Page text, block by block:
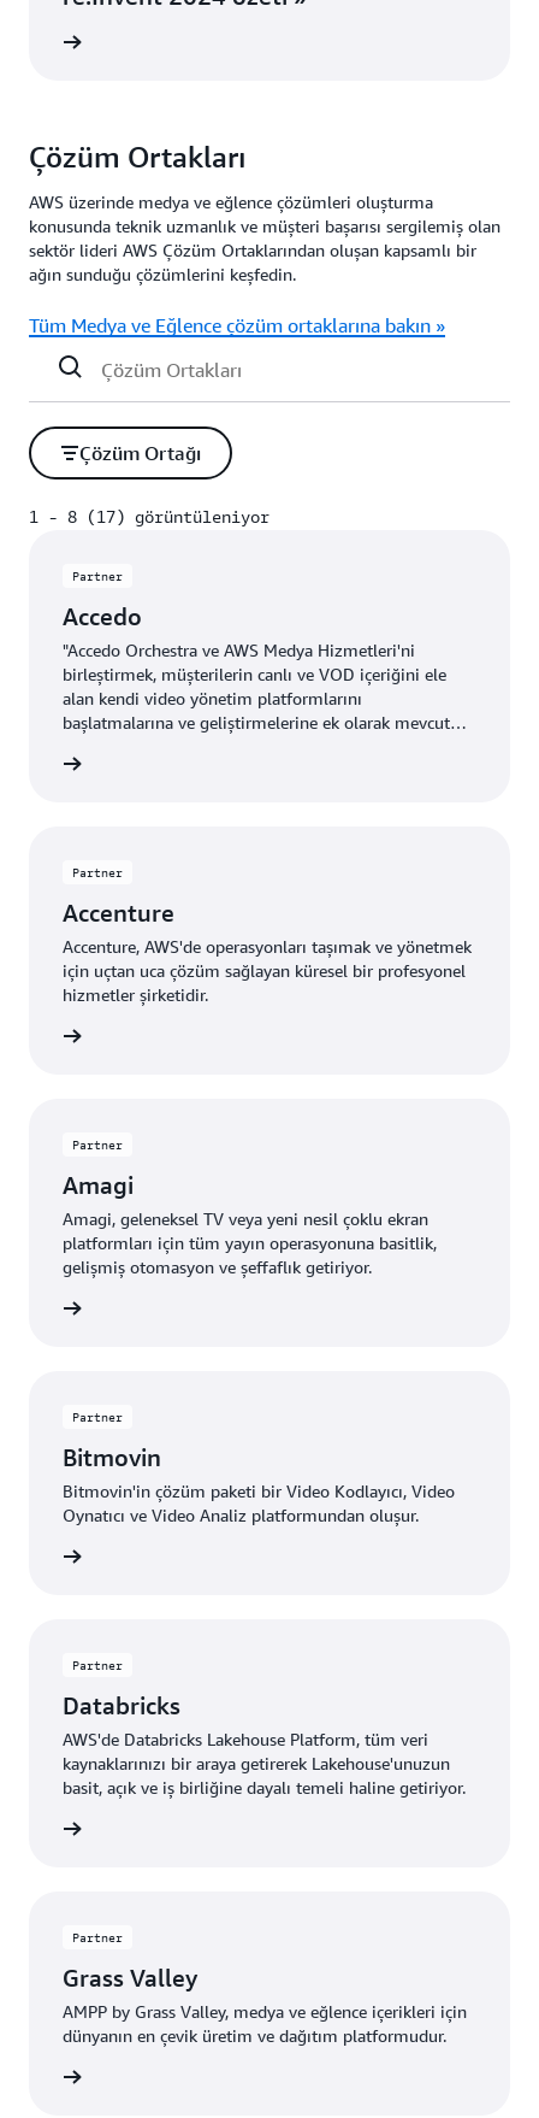
Çözüm Ortakları
AWS üzerinde medya ve eğlence çözümleri oluşturma
konusunda teknik uzmanlık ve müşteri başarısı sergilemiş olan
sektör lideri AWS Çözüm Ortaklarından oluşan kapsamlı bir
ağın sunduğu çözümlerini̇ keşfedin.
Tüm Medya ve Eğlence çözüm ortaklarına bakın »
Çözüm Ortağı
1 - 8 (17) görüntüleniyor
Partner
Accedo
"Accedo Orchestra ve AWS Medya Hizmetleri'ni
birleştirmek, müşterilerin canlı ve VOD içeriğini ele
alan kendi video yönetim platformlarını
başlatmalarına ve geliştirmelerine ek olarak mevcut
Bleuenn Le Goffic, VP Strateji ve İş Geliştirme, Accedo
Partner
Accenture
Accenture, AWS'de operasyonları taşımak ve yönetmek
için uçtan uca çözüm sağlayan küresel bir profesyonel
hizmetler şirketidir.
Partner
Amagi
Amagi, geleneksel TV veya yeni nesil çoklu ekran
platformları için tüm yayın operasyonuna basitlik,
gelişmiş otomasyon ve şeffaflık getiriyor.
Partner
Bitmovin
Bitmovin'in çözüm paketi bir Video Kodlayıcı, Video
Oynatıcı ve Video Analiz platformundan oluşur.
Partner
Databricks
AWS'de Databricks Lakehouse Platform, tüm veri
kaynaklarınızı bir araya getirerek Lakehouse'unuzun
basit, açık ve iş birliğine dayalı temeli haline getiriyor.
Partner
Grass Valley
AMPP by Grass Valley, medya ve eğlence içerikleri için
dünyanın en çevik üretim ve dağıtım platformudur.